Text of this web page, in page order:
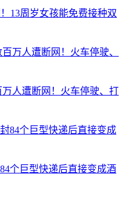
13周岁女孩能免费接种双
人遭断网！火车停驶、打
个巨型快递后直接变成酒